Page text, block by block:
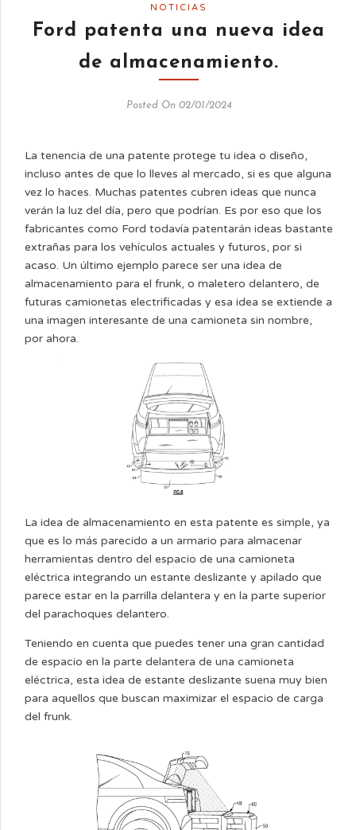
NOTICIAS
Ford patenta una nueva idea
de almacenamiento.
Posted On 02/01/2024
La tenencia de una patente protege tu idea o diseño,
incluso antes de que lo lleves al mercado, si es que alguna
vez lo haces. Muchas patentes cubren ideas que nunca
verán la luz del día, pero que podrían. Es por eso que los
fabricantes como Ford todavía patentarán ideas bastante
extrañas para los vehículos actuales y futuros, por si
acaso. Un último ejemplo parece ser una idea de
almacenamiento para el frunk, o maletero delantero, de
futuras camionetas electrificadas y esa idea se extiende a
una imagen interesante de una camioneta sin nombre,
por ahora.
La idea de almacenamiento en esta patente es simple, ya
que es lo más parecido a un armario para almacenar
herramientas dentro del espacio de una camioneta
eléctrica integrando un estante deslizante y apilado que
parece estar en la parrilla delantera y en la parte superior
del parachoques delantero.
Teniendo en cuenta que puedes tener una gran cantidad
de espacio en la parte delantera de una camioneta
eléctrica, esta idea de estante deslizante suena muy bien
para aquellos que buscan maximizar el espacio de carga
del frunk.